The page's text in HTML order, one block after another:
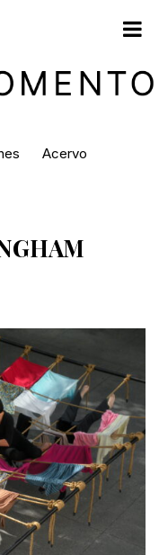
Acervo